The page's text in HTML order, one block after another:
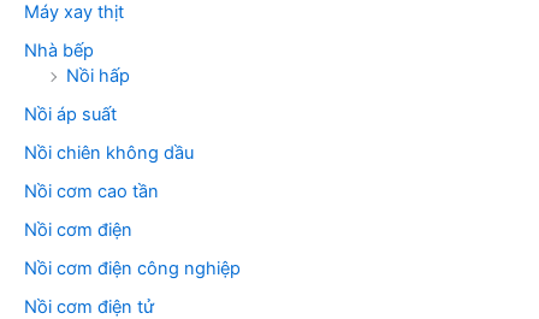
Máy xay thịt
Nhà bếp
Nồi hấp
Nồi áp suất
Nồi chiên không dầu
Nồi cơm cao tần
Nồi cơm điện
Nồi cơm điện công nghiệp
Nồi cơm điện tử